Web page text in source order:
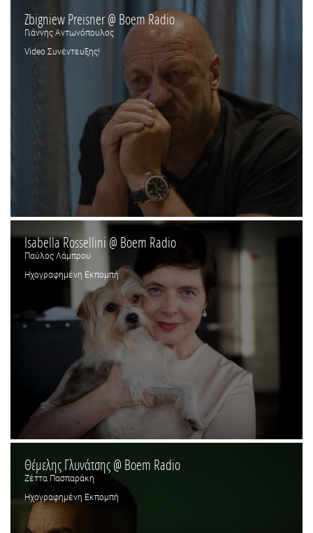
Zbigniew Preisner @ Boem Radio
Γιάννης Αντωνόπουλος
Video Συνέντευξης!
Isabella Rossellini @ Boem Radio
Παύλος Λάμπρου
Ηχογραφημένη Εκπομπή
Θέμελης Γλυνάτσης @ Boem Radio
Ζέττα Πασπαράκη
Ηχογραφημένη Εκπομπή